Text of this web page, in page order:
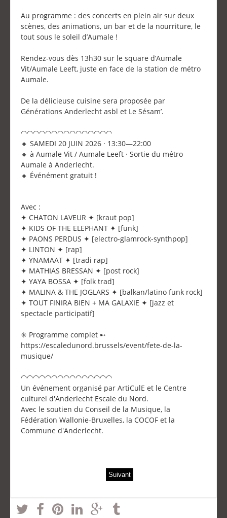
Au programme : des concerts en plein air sur deux
scènes, des animations, un bar et de la nourriture, le
tout sous le soleil d’Aumale !
Rendez-vous dès 13h30 sur le square d’Aumale
Vit/Aumale Leeft, juste en face de la station de métro
Aumale.
De la délicieuse cuisine sera proposée par
Générations Anderlecht asbl et Le Sésam’.
◠◠◠◠◠◠◠◠◠◠◠◠◠◠◠
🔸 SAMEDI 20 JUIN 2026 · 13:30—22:00
🔸 à Aumale Vit / Aumale Leeft · Sortie du métro
Aumale à Anderlecht.
🔸 Événément gratuit !
Avec :
✦ CHATON LAVEUR ✦ [kraut pop]
✦ KIDS OF THE ELEPHANT ✦ [funk]
✦ PAONS PERDUS ✦ [electro-glamrock-synthpop]
✦ LINTON ✦ [rap]
✦ ŸNAMAAT ✦ [tradi rap]
✦ MATHIAS BRESSAN ✦ [post rock]
✦ YAYA BOSSA ✦ [folk trad]
✦ MALINA & THE JOGLARS ✦ [balkan/latino funk rock]
✦ TOUT FINIRA BIEN + MA GALAXIE ✦ [jazz et
spectacle participatif]
✳️ Programme complet ➸
https://escaledunord.brussels/event/fete-de-la-
musique/
◠◠◠◠◠◠◠◠◠◠◠◠◠◠◠
Un événement organisé par ArtiCulE et le Centre
culturel d'Anderlecht Escale du Nord.
Avec le soutien du Conseil de la Musique, la
Fédération Wallonie-Bruxelles, la COCOF et la
Commune d'Anderlecht.
Suivant